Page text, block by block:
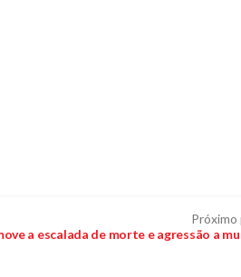
a escalada de morte e agressão a